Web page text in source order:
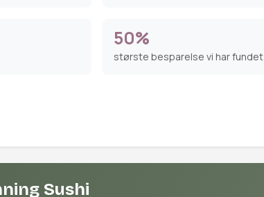
50%
største besparelse vi har fundet
Sushi